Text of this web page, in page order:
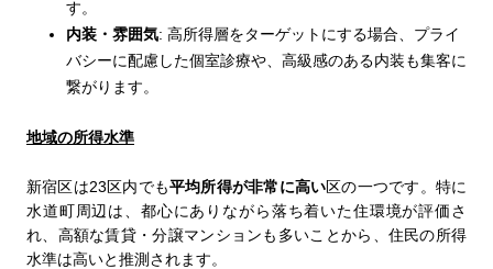
す。
内装・雰囲気: 高所得層をターゲットにする場合、プライ
バシーに配慮した個室診療や、高級感のある内装も集客に
繋がります。
地域の所得水準
新宿区は23 区内でも平均所得が非常に高い区の一つです。特に
水道町周辺は、都心にありながら落ち着いた住環境が評価さ
れ、高額な賃貸・分譲マンションも多いことから、住民の所得
水準は高いと推測されます。